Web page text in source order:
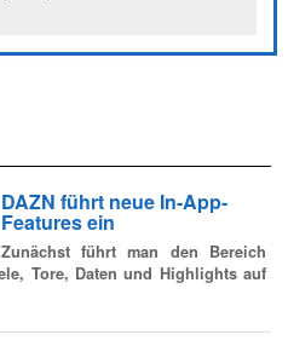
DAZN führt neue In-App-
Features ein
Zunächst führt man den Bereich
Tore, Daten und Highlights auf